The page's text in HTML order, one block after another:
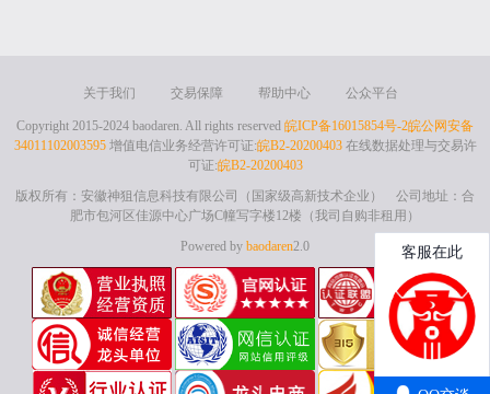
关于我们 交易保障 帮助中心 公众平台
Copyright 2015-2024 baodaren. All rights reserved 皖ICP备16015854号-2皖公网安备
34011102003595增值电信业务经营许可证:皖B2-20200403在线数据处理与交易许
可证:皖B2-20200403
版权所有：安徽神狙信息科技有限公司（国家级高新技术企业） 公司地址：合
肥市包河区佳源中心广场C幢写字楼12楼（我司自购非租用）
Powered by baodaren2.0